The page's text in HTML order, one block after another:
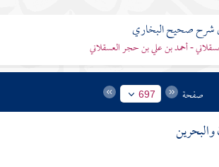
شرح صحيح البخاري
- أحمد بن علي بن حجر العسقلاني
صفحة 697
والبحرين